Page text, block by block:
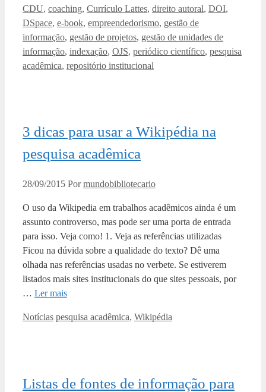
CDU, coaching, Currículo Lattes, direito autoral, DOI,
DSpace, e-book, empreendedorismo, gestão de
informação, gestão de projetos, gestão de unidades de
informação, indexação, OJS, periódico científico, pesquisa
acadêmica, repositório institucional
3 dicas para usar a Wikipédia na
pesquisa acadêmica
28/09/2015 Pormundobibliotecario
O uso da Wikipedia em trabalhos acadêmicos ainda é um
assunto controverso, mas pode ser uma porta de entrada
para isso. Veja como! 1. Veja as referências utilizadas
Ficou na dúvida sobre a qualidade do texto? Dê uma
olhada nas referências usadas no verbete. Se estiverem
listados mais sites institucionais do que sites pessoais, por
… Ler mais
Categorias
Notícias Tags
pesquisa acadêmica, Wikipédia
Listas de fontes de informação para